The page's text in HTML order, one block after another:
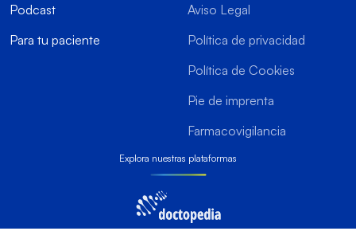
Podcast
Para tu paciente
Aviso Legal
Política de privacidad
Política de Cookies
Pie de imprenta
Farmacovigilancia
Explora nuestras plataformas